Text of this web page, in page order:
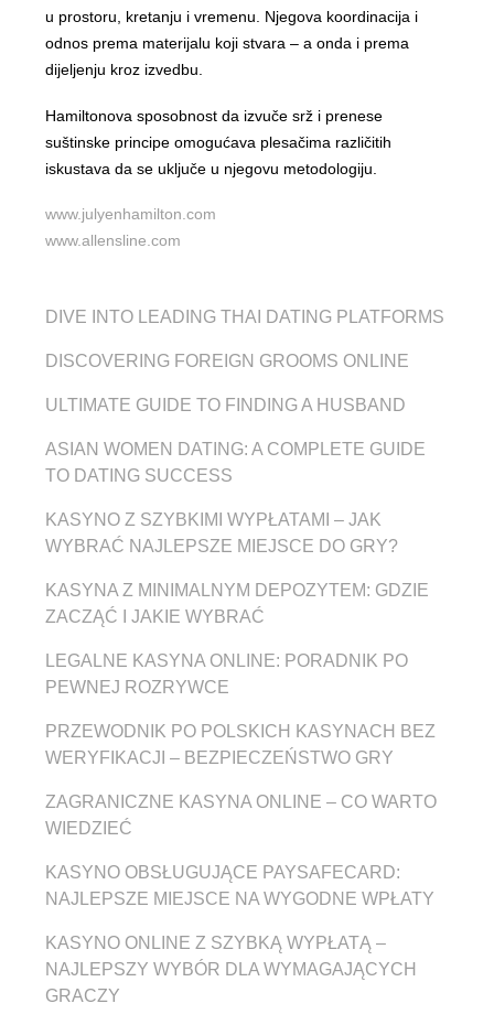
u prostoru, kretanju i vremenu. Njegova koordinacija i
odnos prema materijalu koji stvara – a onda i prema
dijeljenju kroz izvedbu.
Hamiltonova sposobnost da izvuče srž i prenese
suštinske principe omogućava plesačima različitih
iskustava da se uključe u njegovu metodologiju.
www.julyenhamilton.com
www.allensline.com
DIVE INTO LEADING THAI DATING PLATFORMS
DISCOVERING FOREIGN GROOMS ONLINE
ULTIMATE GUIDE TO FINDING A HUSBAND
ASIAN WOMEN DATING: A COMPLETE GUIDE
TO DATING SUCCESS
KASYNO Z SZYBKIMI WYPŁATAMI – JAK
WYBRAĆ NAJLEPSZE MIEJSCE DO GRY?
KASYNA Z MINIMALNYM DEPOZYTEM: GDZIE
ZACZĄĆ I JAKIE WYBRAĆ
LEGALNE KASYNA ONLINE: PORADNIK PO
PEWNEJ ROZRYWCE
PRZEWODNIK PO POLSKICH KASYNACH BEZ
WERYFIKACJI – BEZPIECZEŃSTWO GRY
ZAGRANICZNE KASYNA ONLINE – CO WARTO
WIEDZIEĆ
KASYNO OBSŁUGUJĄCE PAYSAFECARD:
NAJLEPSZE MIEJSCE NA WYGODNE WPŁATY
KASYNO ONLINE Z SZYBKĄ WYPŁATĄ –
NAJLEPSZY WYBÓR DLA WYMAGAJĄCYCH
GRACZY